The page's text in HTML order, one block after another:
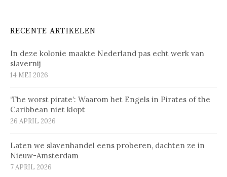
RECENTE ARTIKELEN
In deze kolonie maakte Nederland pas echt werk van
slavernij
14 MEI 2026
‘The worst pirate’: Waarom het Engels in Pirates of the
Caribbean niet klopt
26 APRIL 2026
Laten we slavenhandel eens proberen, dachten ze in
Nieuw-Amsterdam
7 APRIL 2026